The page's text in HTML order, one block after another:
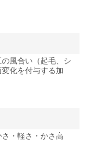
風合い（起毛、シ
化を付与する加
・軽さ・かさ高